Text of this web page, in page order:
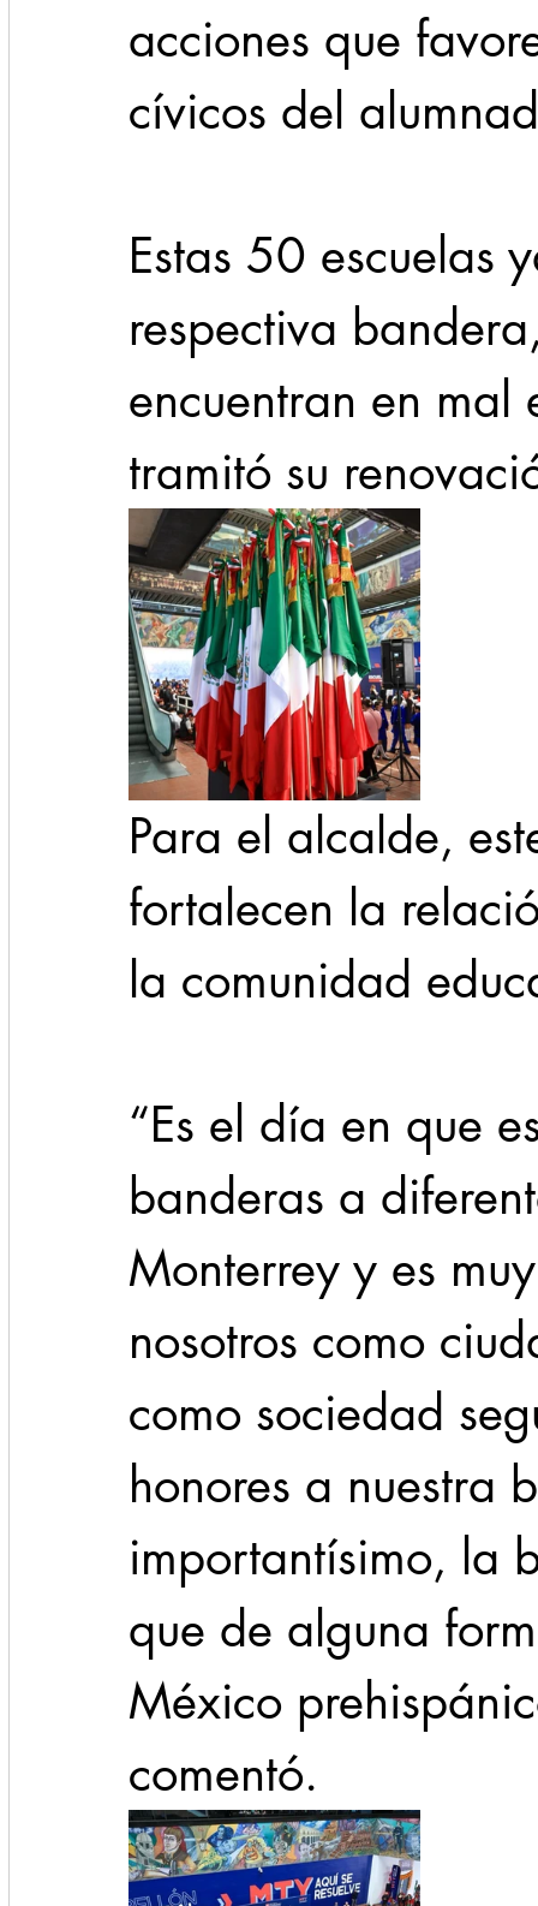
acciones que
cívicos del
Estas 50 escuelas
respectiva
encuentran en
tramitó su
Para el alcalde,
fortalecen la
la comunidad
“Es el día en que
banderas a
Monterrey y es
nosotros como
como sociedad
honores a nuestra
importantísimo, la
que de alguna
México
comentó.